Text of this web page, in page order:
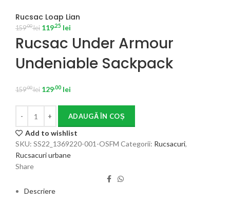
Rucsac Loap Lian
159.00lei 119.25 lei
Rucsac Under Armour
Undeniable Sackpack
159.00lei 129.00 lei
ADAUGĂ ÎN COȘ
Add to wishlist
SKU: SS22_1369220-001-OSFM Categorii: Rucsacuri,
Rucsacuri urbane
Share
Descriere